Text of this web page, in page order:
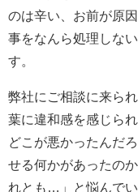
のは辛い、お前が原
事をなんら処理しな
す。
弊社にご相談に来ら
葉に違和感を感じら
どこが悪かったんだ
せる何かがあったの
れとも…」と悩んで